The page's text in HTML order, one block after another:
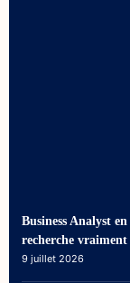
Business Analyst
recherche
9 juillet 2026